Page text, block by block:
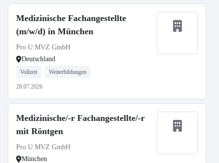
Medizinische Fachangestellte
(m/w/d) in München
Pro U MVZ GmbH
Deutschland
Vollzeit Weiterbildungen
28.07.2026
Medizinische/-r Fachangestellte/-r
mit Röntgen
Pro U MVZ GmbH
München